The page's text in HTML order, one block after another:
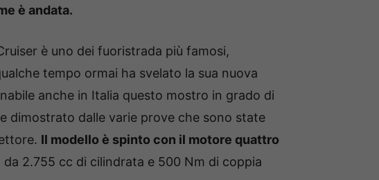
è andata.
è uno dei fuoristrada più famosi,
tempo ormai ha svelato la sua nuova
anche in Italia questo mostro in grado di
dimostrato dalle varie prove che sono state
Il modello è spinto con il motore quattro
da 2.755 cc di cilindrata e 500 Nm di coppia